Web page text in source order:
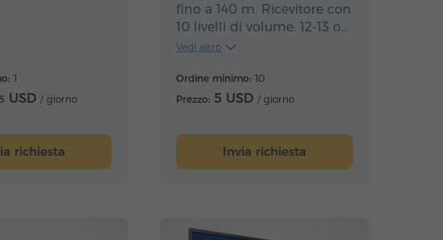
1
USD / giorno
richiesta
fino a 140 m. Ricevitore con
10 livelli di volume. 12-13 ore
di utilizzo continuo a piena
è 49.
Vedi altro
Ordine minimo: 10
Prezzo: 5 USD / giorno
Invia richiesta